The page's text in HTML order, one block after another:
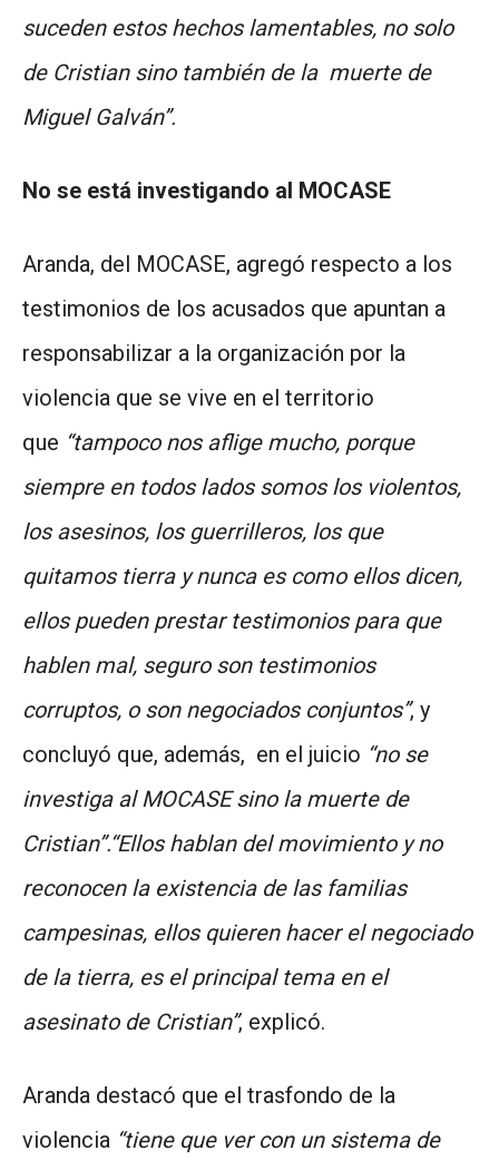
suceden estos hechos lamentables, no solo
de Cristian sino también de la muerte de
Miguel Galván”.
No se está investigando al MOCASE
Aranda, del MOCASE, agregó respecto a los
testimonios de los acusados que apuntan a
responsabilizar a la organización por la
violencia que se vive en el territorio
que “tampoco nos aflige mucho, porque
siempre en todos lados somos los violentos,
los asesinos, los guerrilleros, los que
quitamos tierra y nunca es como ellos dicen,
ellos pueden prestar testimonios para que
hablen mal, seguro son testimonios
corruptos, o son negociados conjuntos”, y
concluyó que, además, en el juicio “no se
investiga al MOCASE sino la muerte de
Cristian”.“Ellos hablan del movimiento y no
reconocen la existencia de las familias
campesinas, ellos quieren hacer el negociado
de la tierra, es el principal tema en el
asesinato de Cristian”, explicó.
Aranda destacó que el trasfondo de la
violencia “tiene que ver con un sistema de